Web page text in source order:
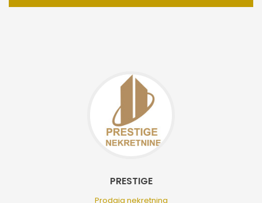
PRESTIGE
Prodaja nekretnina